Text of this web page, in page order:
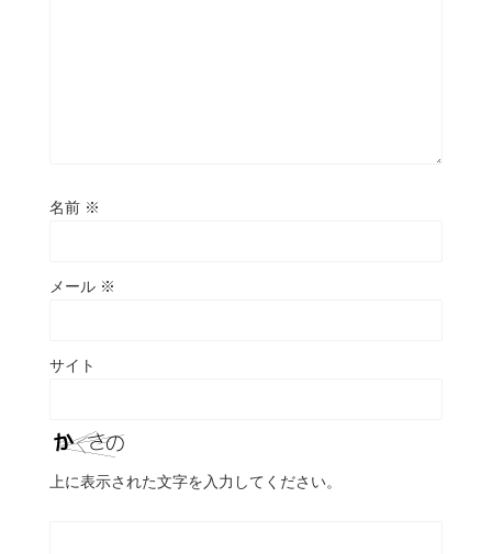
名前 ※
メール ※
サイト
上に表示された文字を入力してください。